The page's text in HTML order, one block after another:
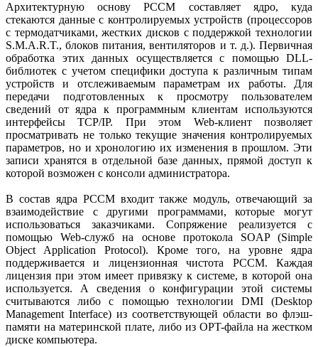
Архитектурную основу PCCM составляет ядро, куда
стекаются данные с контролируемых устройств (процессоров
с термодатчиками, жестких дисков с поддерж­кой технологии
S.M.A.R.T., блоков питания, вентиляторов и т. д.). Первичная
обработка этих данных осуществляется с помощью DLL-
библиотек с учетом специфики доступа к различным типам
устройств и отслеживаемым параметрам их работы. Для
передачи подготовленных к просмотру пользователем
сведений от ядра к программным клиентам используются
интерфейсы TCP/IP. При этом Web-клиент позволяет
просматривать не только текущие значения контролируемых
параметров, но и хронологию их изменения в прошлом. Эти
записи хранятся в отдельной базе данных, прямой доступ к
которой возможен с консоли администратора.
В состав ядра PCCM входит также модуль, отвечающий за
взаимодействие с другими программами, которые могут
использоваться заказчиками. Сопряжение реализуется с
помощью Web-служб на основе протокола SOAP (Simple
Object Application Protocol). Кроме того, на уровне ядра
поддерживается и лицензионная чистота PCCM. Каждая
лицензия при этом имеет привязку к системе, в которой она
используется. А сведения о конфигурации этой системы
считываются либо с помощью технологии DMI (Desktop
Management Interface) из соответствующей области во флэш-
памяти на материнской плате, либо из OPT-файла на жестком
диске компьютера.